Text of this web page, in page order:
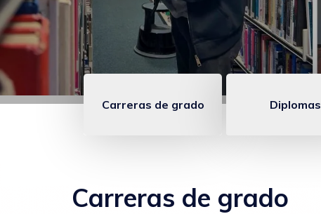
Carreras de grado Diplomas
Carreras de grado